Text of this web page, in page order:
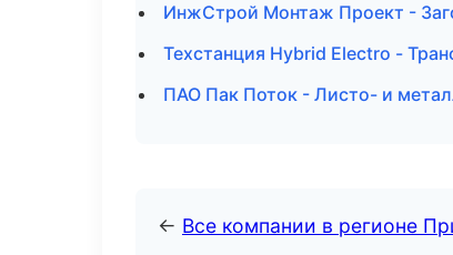
ИнжСтрой Монтаж Проект -
Техстанция Hybrid Electro -
ПАО Пак Поток - Листо- и
← Все компании в регионе